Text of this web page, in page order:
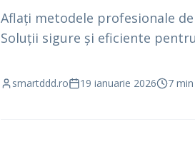
Aflați metodele profesionale
Soluții sigure și eficiente
smartddd.ro 19 ianuarie 2026 7